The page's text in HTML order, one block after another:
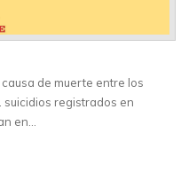
de muerte entre los
suicidios registrados en
en…